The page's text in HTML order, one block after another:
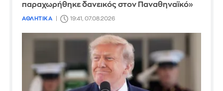
παραχωρήθηκε δανεικός στον Παναθηναϊκό»
ΑΘΛΗΤΙΚΑ 19:41, 07.08.2026